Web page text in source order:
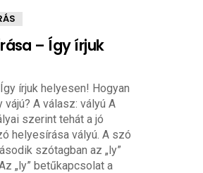
– Így írjuk
írjuk helyesen! Hogyan
vájú? A válasz: vályú A
szerint tehát a jó
helyesírása vályú. A szó
szótagban az „ly”
„ly” betűkapcsolat a